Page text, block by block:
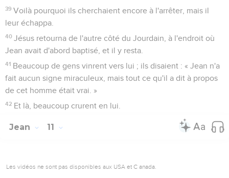
39 Voilà pourquoi ils cherchaient encore à l'arrêter, mais il
leur échappa.
40 Jésus retourna de l'autre côté du Jourdain, à l'endroit où
Jean avait d'abord baptisé, et il y resta.
41 Beaucoup de gens vinrent vers lui ; ils disaient : « Jean n'a
fait aucun signe miraculeux, mais tout ce qu'il a dit à propos
de cet homme était vrai. »
42 Et là, beaucoup crurent en lui.
Jean 11
Les vidéos ne sont pas disponibles aux USA et C anada.